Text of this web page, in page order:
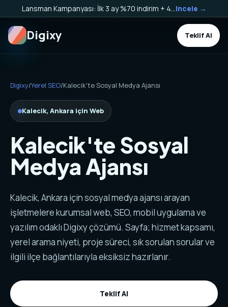
Incele →
Digixy Teklif Al
Digixy/Yerel SEO/Kalecik'te Sosyal Medya Ajansı
Kalecik, Ankara için Web
Kalecik'te Sosyal
Medya Ajansı
Kalecik, Ankara için sosyal medya ajansı arayan
işletmelere kurumsal web, SEO, mobil uygulama ve
yazılım odaklı Digixy çözümü. Sayfa; hizmet kapsamı,
yerel arama niyeti, proje süreci, sık sorulan sorular ve
ilgili ilçe bağlantılarıyla eksiksiz hazırlanır.
Teklif Al